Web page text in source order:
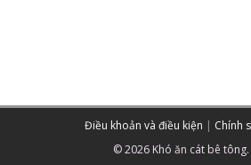
Điều khoản và điều kiện | Chính
© 2026 Khó ăn cát bê tông.